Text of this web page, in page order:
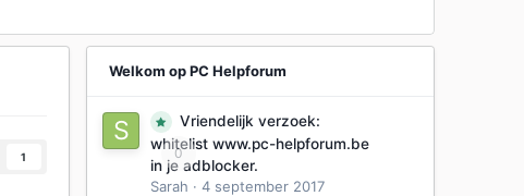
1
Welkom op PC Helpforum
0
Vriendelijk verzoek:
whitelist www.pc-helpforum.be
in je adblocker.
Sarah · 4 september 2017